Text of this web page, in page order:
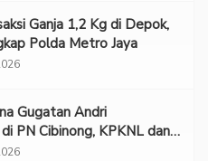
Ganja 1,2 Kg di Depok,
Polda Metro Jaya
Gugatan Andri
PN Cibinong, KPKNL dan